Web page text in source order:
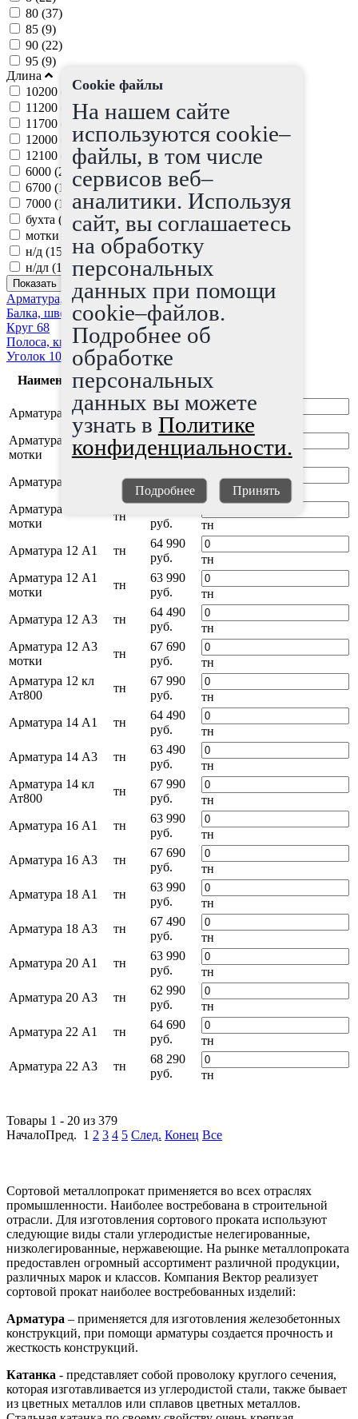
80 (37)
85 (9)
90 (22)
95 (9)
Длина
10200 (
)
11200 (
)
11700 (
13)
12000 (
343)
12100 (
)
6000 (221)
6700 (1
7000 (1
бухта (
мотки (
)
н/д (15
н/дл (1
Арматура, катанка42
Балка, швеллер153
Круг 68
Полоса, квадрат14
Уголок 102
Наименование
изм
Цена
Арматура 10 А1 тн
64 490
руб.
тн
Арматура 10 А1
мотки
тн
62 990
руб.
тн
Арматура 10 А3
тн
руб.
Арматура 10 А3
мотки
тн
руб.
тн
Арматура 12 А1
тн
64 990
руб.
тн
Арматура 12 А1
мотки
тн
63 990
руб.
тн
Арматура 12 А3
тн
64 490
руб.
тн
Арматура 12 А3
мотки
тн
67 690
руб.
тн
Арматура 12 кл
Ат800
тн
67 990
руб.
тн
Арматура 14 А1
тн
64 490
руб.
тн
Арматура 14 А3
тн
63 490
руб.
тн
Арматура 14 кл
Ат800
тн
67 990
руб.
тн
Арматура 16 А1
тн
63 990
руб.
тн
Арматура 16 А3
тн
67 690
руб.
тн
Арматура 18 А1
тн
63 990
руб.
тн
Арматура 18 А3
тн
67 490
руб.
тн
Арматура 20 А1
тн
63 990
руб.
тн
Арматура 20 А3
тн
62 990
руб.
тн
Арматура 22 А1
тн
64 690
руб.
тн
Арматура 22 А3
тн
68 290
руб.
тн
Товары 1 - 20 из 379
НачалоПред. 1 2 3 4 5 След. Конец Все
Сортовой металлопрокат применяется во всех отраслях
промышленности. Наиболее востребована в строительной
отрасли. Для изготовления сортового проката используют
следующие виды стали углеродистые нелегированные,
низколегированные, нержавеющие. На рынке металлопроката
предоставлен огромный ассортимент различной продукции,
различных марок и классов. Компания Вектор реализует
сортовой прокат наиболее востребованных изделий:
Арматура – применяется для изготовления железобетонных
конструкций, при помощи арматуры создается прочность и
жесткость конструкций.
Катанка - представляет собой проволоку круглого сечения,
которая изготавливается из углеродистой стали, также бывает
из цветных металлов или сплавов цветных металлов.
Cookie файлы
На нашем сайте
используются cookie–
файлы, в том числе
сервисов веб–
аналитики. Используя
сайт, вы соглашаетесь
на обработку
персональных
данных при помощи
cookie–файлов.
Подробнее об
обработке
персональных
данных вы можете
узнать в Политике
конфиденциальности.
Подробнее Принять